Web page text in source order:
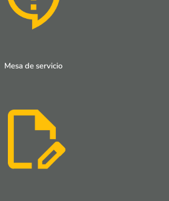
Mesa de servicio